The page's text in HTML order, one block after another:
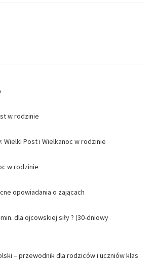
w rodzinie
Wielki Post i Wielkanoc w rodzinie
w rodzinie
opowiadania o zającach
dla ojcowskiej siły ? (30-dniowy
– przewodnik dla rodziców i uczniów klas